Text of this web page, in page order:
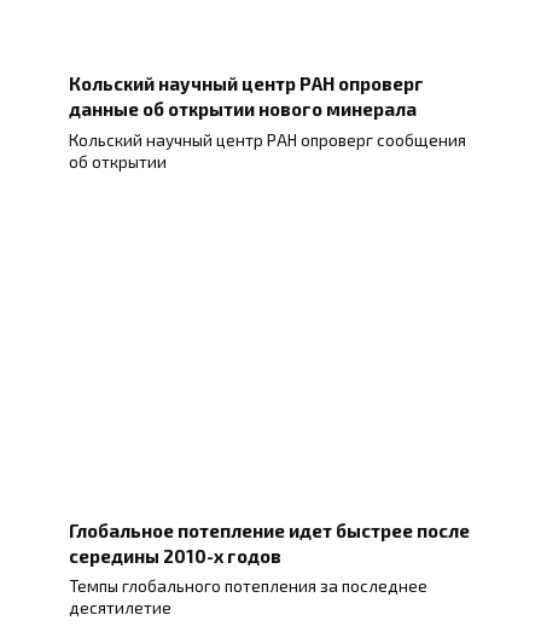
Кольский научный центр РАН опроверг
данные об открытии нового минерала
Кольский научный центр РАН опроверг сообщения
об открытии
Глобальное потепление идет быстрее после
середины 2010-х годов
Темпы глобального потепления за последнее
десятилетие